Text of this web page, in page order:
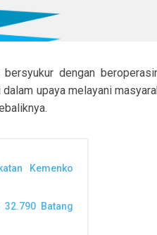
dengan
upaya melayani
Kemenko
Batang